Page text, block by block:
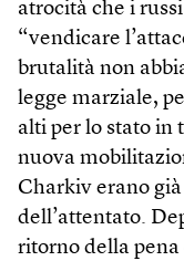
atrocità che i
“vendicare
brutalità non
legge marziale,
alti per lo stato in
nuova
Charkiv erano
dell’attentato.
ritorno della